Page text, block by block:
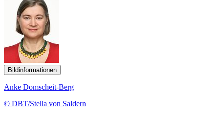
Bildinformationen
Anke Domscheit-Berg
© DBT/Stella von Saldern